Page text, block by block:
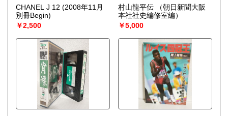
CHANEL J 12 (2008年11月
別冊Begin)
￥2,500
村山龍平伝
（朝日新聞大阪
本社社史編修室編）
￥5,000